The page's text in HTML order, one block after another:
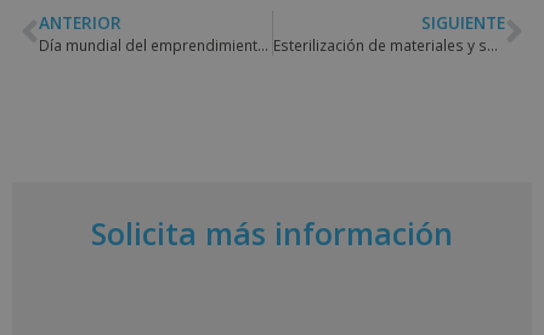
ANTERIOR
Día mundial del emprendimiento: impulsa tu futuro
SIGUIENTE
Esterilización de materiales y seguridad en el tatuaje
Solicita más información